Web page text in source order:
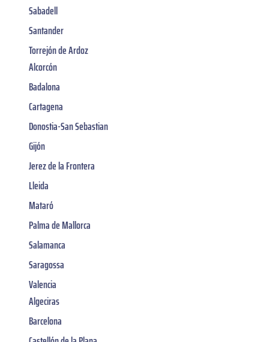
Sabadell
Santander
Torrejón de Ardoz
Alcorcón
Badalona
Cartagena
Donostia-San Sebastian
Gijón
Jerez de la Frontera
Lleida
Mataró
Palma de Mallorca
Salamanca
Saragossa
Valencia
Algeciras
Barcelona